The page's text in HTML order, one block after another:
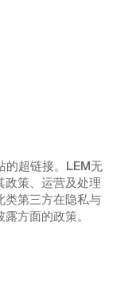
的超链接。LEM无
政策、运营及处理
类第三方在隐私与
方面的政策。